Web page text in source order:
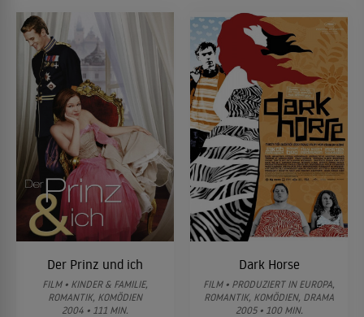
Der Prinz und ich
FILM • KINDER & FAMILIE,
ROMANTIK, KOMÖDIEN
2004 • 111 MIN.
Dark Horse
FILM • PRODUZIERT IN EUROPA,
ROMANTIK, KOMÖDIEN, DRAMA
2005 • 100 MIN.